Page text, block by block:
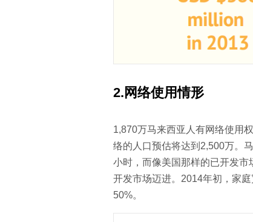
2. 网络使用情形
1,870万马来西亚人有网络使用
络的人口预估将达到2,500万。
小时，而像美国那样的已开发
开发市场迈进。2014年初，家
50%。